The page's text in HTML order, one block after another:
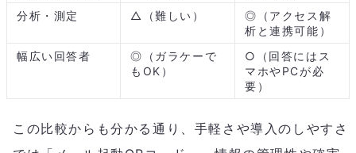
分析・測定
△（難しい）
◎（アクセス解
析と連携可能）
幅広い回答者
◎（ガラケーで
もOK）
○（回答にはス
マホやPCが必
要）
この比較からも分かる通り、手軽さや導入のしやすさ